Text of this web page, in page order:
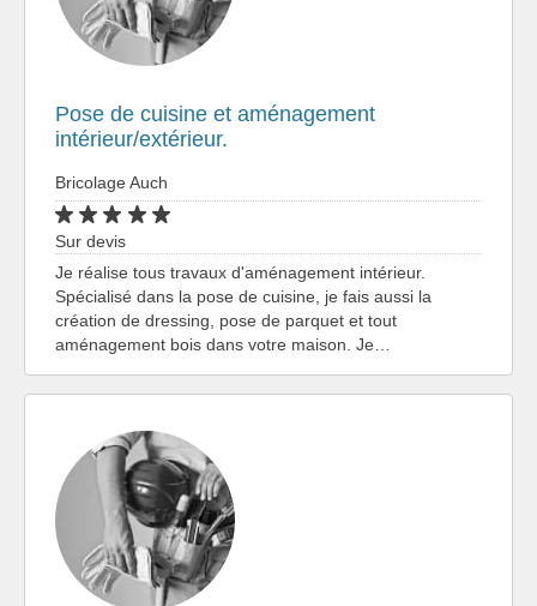
Pose de cuisine et aménagement
intérieur/extérieur.
Bricolage Auch
Sur devis
Je réalise tous travaux d'aménagement intérieur.
Spécialisé dans la pose de cuisine, je fais aussi la
création de dressing, pose de parquet et tout
aménagement bois dans votre maison. Je…